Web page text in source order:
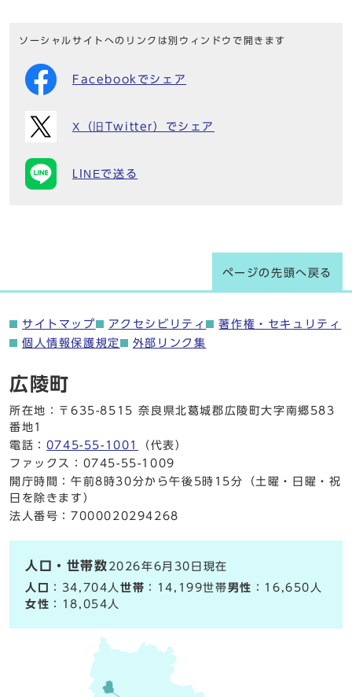
ソーシャルサイトへのリンクは別ウィンドウで開きます
Facebookでシェア
X（旧Twitter）でシェア
LINEで送る
ページの先頭へ戻る
サイトマップ アクセシビリティ
著作権・セキュリティ
個人情報保護規定
外部リンク集
広陵町
所在地：〒635-8515 奈良県北葛城郡広陵町大字南郷583
番地1
電話： 0745-55-1001
（代表）
ファックス：0745-55-1009
開庁時間：午前8時30分から午後5時15分（土曜・日曜・祝
日を除きます）
法人番号：7000020294268
人口・世帯数 2026年6月30日現在
人口
：34,704人世帯 ：14,199世帯男性 ：16,650人
女性 ：18,054人